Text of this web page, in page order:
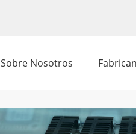
Sobre Nosotros